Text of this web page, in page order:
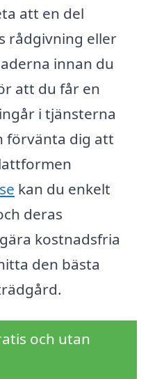
att en del
rådgivning eller
innan du
att du får en
i tjänsterna
förvänta dig att
kan du enkelt
deras
kostnadsfria
den bästa
och utan